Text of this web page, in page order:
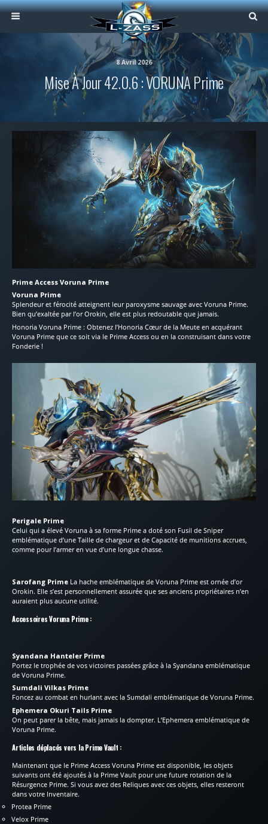
8 Avril 2026
Mise À Jour 42.0.6 : VORUNA Prime
Prime Access Voruna Prime
Voruna Prime
Splendeur et férocité atteignent leur paroxysme sauvage avec Voruna Prime.
Bien qu’exaltée par l’or Orokin, elle est plus redoutable que jamais.
Honoria Voruna Prime : Obtenez l’Honoria Cœur de la Meute en acquérant
Voruna Prime que ce soit via le Prime Access ou en la construisant dans votre
Fonderie !
Perigale Prime
Celui qui a élevé Voruna à sa forme Prime a doté son Fusil de Sniper
emblématique d’une Taille de chargeur et de Capacité de munitions accrues,
comme pour l’armer en vue d’une longue chasse.
Sarofang Prime La hache emblématique de Voruna Prime est ornée d’or
Orokin. Elle s’est personnellement assurée que ses anciens propriétaires n’en
auraient plus aucune utilité.
Accessoires Voruna Prime :
Syandana Hanteler Prime
Portez le trophée de vos victoires passées grâce à la Syandana emblématique
de Voruna Prime.
Sumdali Vilkas Prime
Foncez au combat en hurlant avec la Sumdali emblématique de Voruna Prime.
Ephemera Okuri Tails Prime
On peut parer la bête, mais jamais la dompter. L’Ephemera emblématique de
Voruna Prime.
Articles déplacés vers la Prime Vault :
Maintenant que le Prime Access Voruna Prime est disponible, les objets
suivants ont été ajoutés à la Prime Vault pour une future rotation de la
Résurgence Prime. Si vous avez des Reliques avec ces objets, elles resteront
dans votre Inventaire.
Protea Prime
Velox Prime